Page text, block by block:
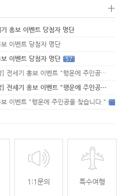
+
홍보 이벤트 당첨자 명단
이벤트 당첨자 명단
이벤트 당첨자 명단
57
전세기 홍보 이벤트 "행운에 주인공…
전세기 홍보 이벤트 "행운에 주인공…
[무안공항 활성화] 가을전세기 홍보 이벤트 "행운에 주인공을 찾습니다."33
1:1문의 특수여행